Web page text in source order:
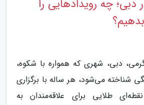
دبی؛ چه رویدادهایی را
دبی، شهری که همواره با شکوه،
شناخته می‌شود، هر ساله با برگزاری
طلایی برای علاقه‌مندان به